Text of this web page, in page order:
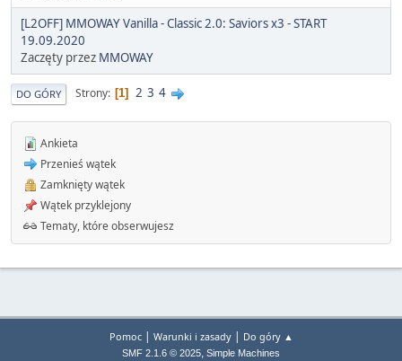
[L2OFF] MMOWAY Vanilla - Classic 2.0: Saviors x3 - START
19.09.2020
Zaczęty przez MMOWAY
DO GÓRY Strony 1 2 3 4
Ankieta
Przenieś wątek
Zamknięty wątek
Wątek przyklejony
Tematy, które obserwujesz
Pomoc| Warunki i zasady| Do góry ▲
SMF 2.1.6 © 2025, Simple Machines